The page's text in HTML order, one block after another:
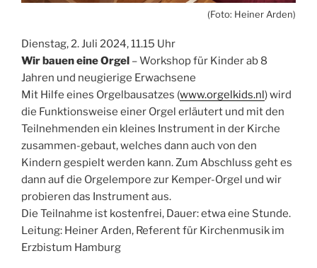
(Foto: Heiner Arden)
Dienstag, 2. Juli 2024, 11.15 Uhr
Wir bauen eine Orgel – Workshop für Kinder ab 8
Jahren und neugierige Erwachsene
Mit Hilfe eines Orgelbausatzes (www.orgelkids.nl ) wird
die Funktionsweise einer Orgel erläutert und mit den
Teilnehmenden ein kleines Instrument in der Kirche
zusammen-gebaut, welches dann auch von den
Kindern gespielt werden kann. Zum Abschluss geht es
dann auf die Orgelempore zur Kemper-Orgel und wir
probieren das Instrument aus.
Die Teilnahme ist kostenfrei, Dauer: etwa eine Stunde.
Leitung: Heiner Arden, Referent für Kirchenmusik im
Erzbistum Hamburg